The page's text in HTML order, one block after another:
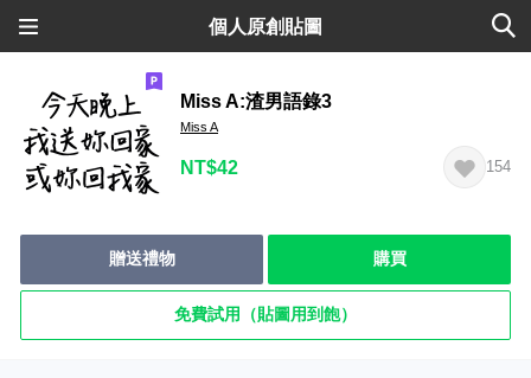
個人原創貼圖
Miss A:渣男語錄3
Miss A
NT$42 154
贈送禮物 購買
免費試用（貼圖用到飽）